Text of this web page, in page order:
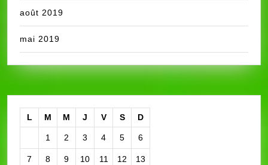
août 2019
mai 2019
L M M J V S D
1 2 3 4 5 6
7 8 9 10 11 12 13